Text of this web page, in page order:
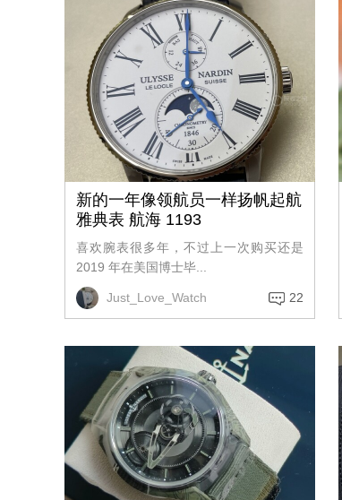
新的一年像领航员一样扬帆起航
雅典表 航海 1193
喜欢腕表很多年，不过上一次购买还是
2019 年在美国博士毕...
Just_Love_Watch 22